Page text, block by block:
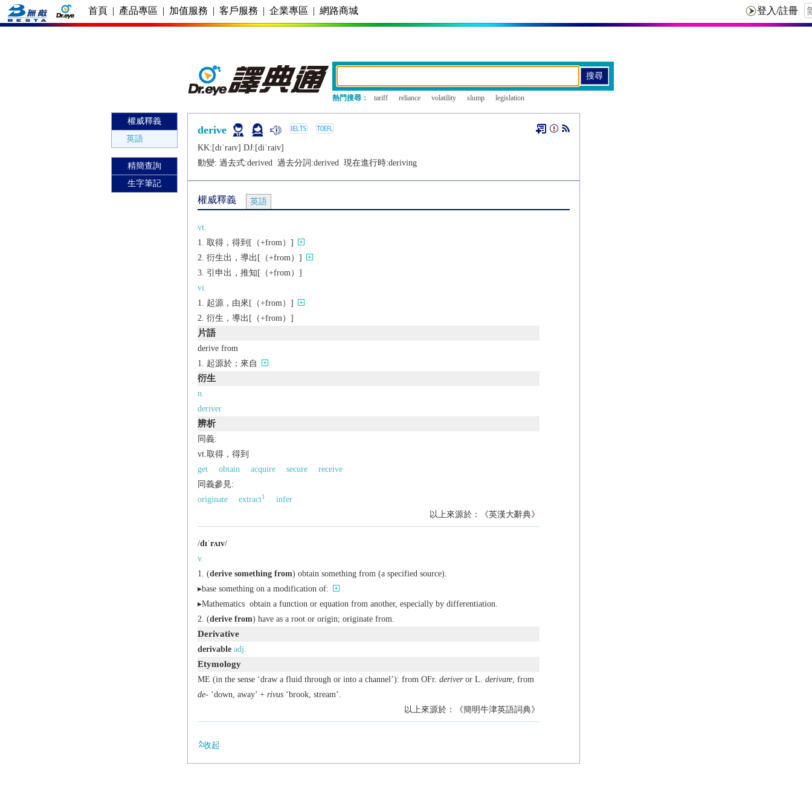
首頁 | 產品專區 | 加值服務 | 客戶服務 | 企業專區 | 網路商城
熱門搜尋： tariff reliance volatility slump legislation
權威釋義
英語
精簡查詢
生字筆記
derive
KK:[dɪˈraɪv] DJ:[diˈraiv]
動變: 過去式:derived 過去分詞:derived 現在進行時:deriving
權威釋義 英語
vt.
取得，得到[（+from）]
衍生出，導出[（+from）]
引申出，推知[（+from）]
vi.
起源，由來[（+from）]
衍生，導出[（+from）]
片語
derive from
起源於；來自
衍生
n.
deriver
辨析
同義:
vt.取得，得到
get
obtain acquire secure
receive
同義參見:
originate
extract1
infer
以上來源於：《英漢大辭典》
/dɪˈrʌɪv/
v.
(derive something from) obtain something from (a specified source).
▸base something on a modification of:
▸Mathematics obtain a function or equation from another, especially by differentiation.
(derive from) have as a root or origin; originate from.
Derivative
derivable adj.
Etymology
ME (in the sense ‘draw a fluid through or into a channel’): from OFr. deriveror L. derivare, from
de-‘down, away’ + rivus‘brook, stream’.
以上來源於：《簡明牛津英語詞典》
收起